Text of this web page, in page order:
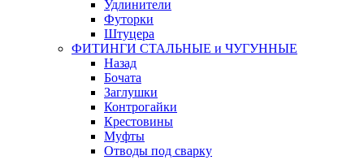
Удлинители
Футорки
Штуцера
ФИТИНГИ СТАЛЬНЫЕ и ЧУГУННЫЕ
Назад
Бочата
Заглушки
Контрогайки
Крестовины
Муфты
Отводы под сварку